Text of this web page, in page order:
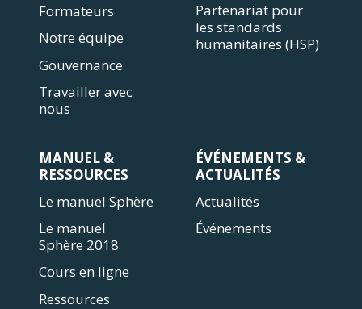
Formateurs
Notre équipe
Gouvernance
Travailler avec
nous
Partenariat pour
les standards
humanitaires (HSP)
MANUEL &
RESSOURCES
Le manuel Sphère
Le manuel
Sphère 2018
Cours en ligne
Ressources
ÉVÉNEMENTS &
ACTUALITÉS
Actualités
Événements